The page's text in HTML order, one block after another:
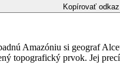
Kopírovať odkaz
Amazóniu si geograf
topografický prvok. Jej